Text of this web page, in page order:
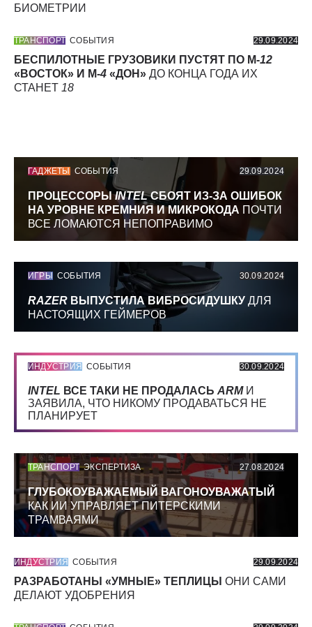
БИОМЕТРИИ
ТРАНСПОРТ СОБЫТИЯ 29.09.2024
БЕСПИЛОТНЫЕ ГРУЗОВИКИ ПУСТЯТ ПО М-12
«ВОСТОК» И М-4 «ДОН» ДО КОНЦА ГОДА ИХ
СТАНЕТ 18
ГАДЖЕТЫ СОБЫТИЯ 29.09.2024
ПРОЦЕССОРЫINTELСБОЯТ ИЗ-ЗА ОШИБОК
НА УРОВНЕ КРЕМНИЯ И МИКРОКОДА ПОЧТИ
ВСЕ ЛОМАЮТСЯ НЕПОПРАВИМО
ИГРЫ СОБЫТИЯ 30.09.2024
RAZER ВЫПУСТИЛА ВИБРОСИДУШКУ ДЛЯ
НАСТОЯЩИХ ГЕЙМЕРОВ
ИНДУСТРИЯ СОБЫТИЯ 30.09.2024
INTEL ВСЕ ТАКИ НЕ ПРОДАЛАСЬ ARMИ
ЗАЯВИЛА, ЧТО НИКОМУ ПРОДАВАТЬСЯ НЕ
ПЛАНИРУЕТ
ТРАНСПОРТ ЭКСПЕРТИЗА 27.08.2024
ГЛУБОКОУВАЖАЕМЫЙ ВАГОНОУВАЖАТЫЙ
КАК ИИ УПРАВЛЯЕТ ПИТЕРСКИМИ
ТРАМВАЯМИ
ИНДУСТРИЯ СОБЫТИЯ 29.09.2024
РАЗРАБОТАНЫ «УМНЫЕ» ТЕПЛИЦЫ ОНИ САМИ
ДЕЛАЮТ УДОБРЕНИЯ